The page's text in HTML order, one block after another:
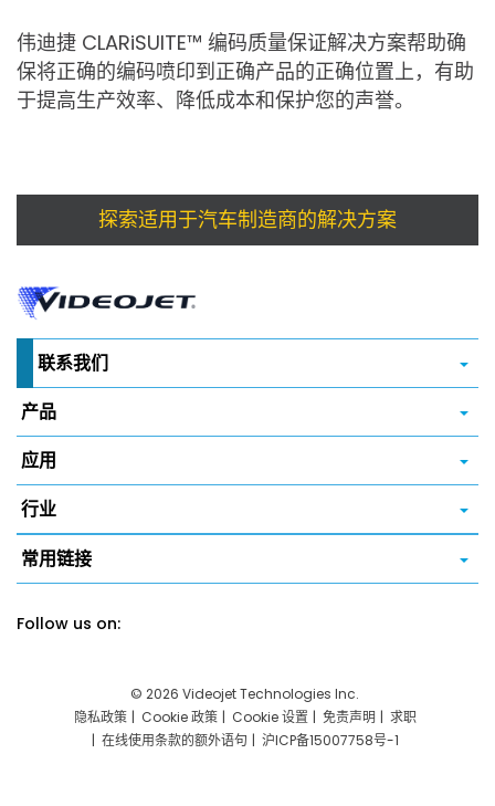
伟迪捷 CLARiSUITE™ 编码质量保证解决方案帮助确
保将正确的编码喷印到正确产品的正确位置上，有助
于提高生产效率、降低成本和保护您的声誉。
探索适用于汽车制造商的解决方案
联系我们
产品
应用
行业
常用链接
Follow us on:
© 2026 Videojet Technologies Inc.
隐私政策
Cookie 政策 Cookie 设置 免责声明
求职
在线使用条款的额外语句
沪ICP备15007758号-1